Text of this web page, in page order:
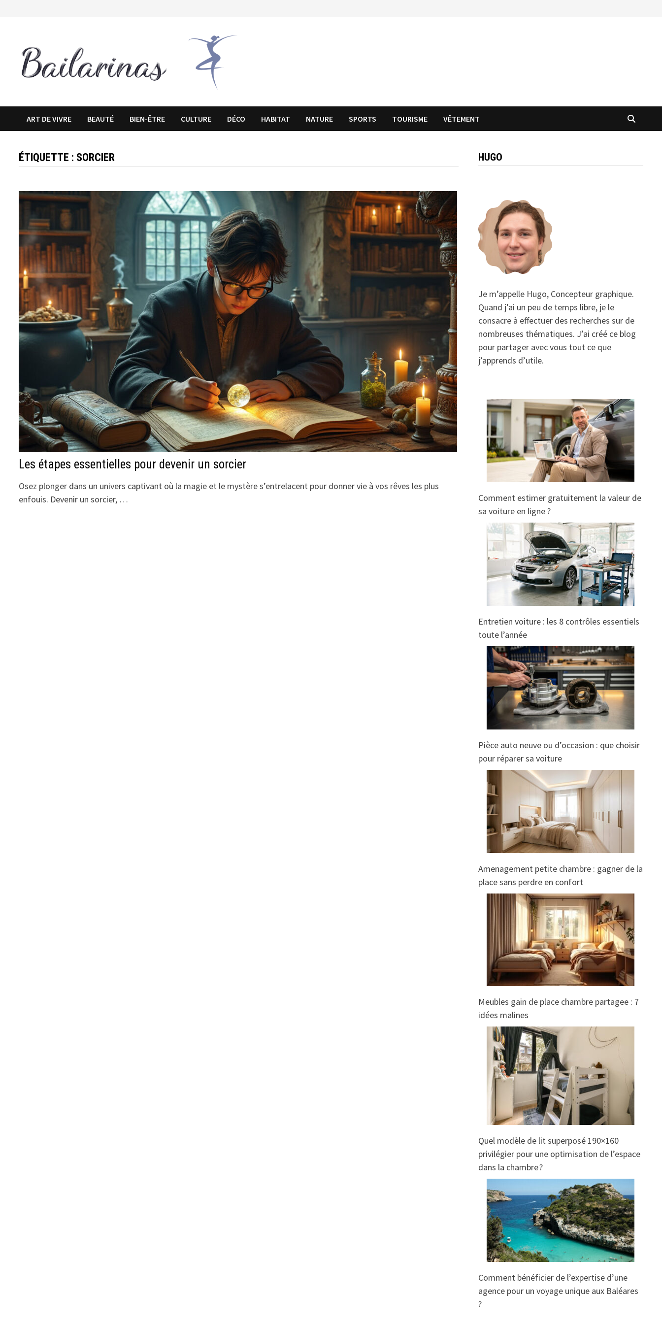
ART DE VIVRE BEAUTÉ BIEN-ÊTRE CULTURE DÉCO HABITAT NATURE SPORTS TOURISME VÊTEMENT
ÉTIQUETTE : SORCIER
Les étapes essentielles pour devenir un sorcier
Osez plonger dans un univers captivant où la magie et le mystère s’entrelacent pour donner vie à vos rêves les plus
enfouis. Devenir un sorcier, …
HUGO
Je m’appelle Hugo, Concepteur graphique.
Quand j’ai un peu de temps libre, je le
consacre à effectuer des recherches sur de
nombreuses thématiques. J’ai créé ce blog
pour partager avec vous tout ce que
j’apprends d’utile.
Comment estimer gratuitement la valeur de
sa voiture en ligne ?
Entretien voiture : les 8 contrôles essentiels
toute l’année
Pièce auto neuve ou d’occasion : que choisir
pour réparer sa voiture
Amenagement petite chambre : gagner de la
place sans perdre en confort
Meubles gain de place chambre partagee : 7
idées malines
Quel modèle de lit superposé 190×160
privilégier pour une optimisation de l’espace
dans la chambre ?
Comment bénéficier de l’expertise d’une
agence pour un voyage unique aux Baléares
?